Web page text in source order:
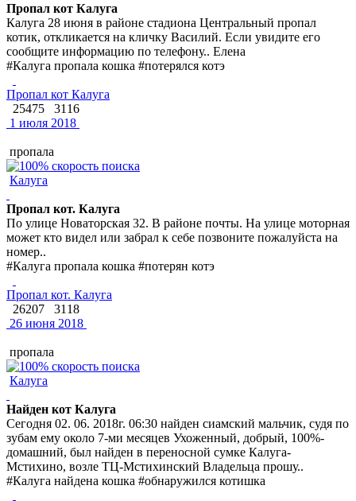
Пропал кот Калуга
Калуга 28 июня в районе стадиона Центральный пропал
котик, откликается на кличку Василий. Если увидите его
сообщите информацию по телефону.. Елена
#Калуга пропала кошка #потерялся котэ
Пропал кот Калуга
25475
3116
1 июля 2018
пропала
Калуга
Пропал кот. Калуга
По улице Новаторская 32. В районе почты. На улице моторная
может кто видел или забрал к себе позвоните пожалуйста на
номер..
#Калуга пропала кошка #потерян котэ
Пропал кот. Калуга
26207
3118
26 июня 2018
пропала
Калуга
Найден кот Калуга
Сегодня 02. 06. 2018г. 06:30 найден сиамский мальчик, судя по
зубам ему около 7-ми месяцев Ухоженный, добрый, 100%-
домашний, был найден в переносной сумке Калуга-
Мстихино, возле ТЦ-Мстихинский Владельца прошу..
#Калуга найдена кошка #обнаружился котишка